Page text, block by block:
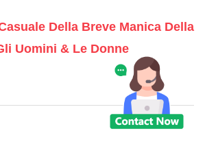
Della Breve Manica Della
Uomini & Le Donne